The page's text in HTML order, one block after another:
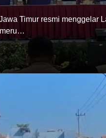
Timur resmi menggelar